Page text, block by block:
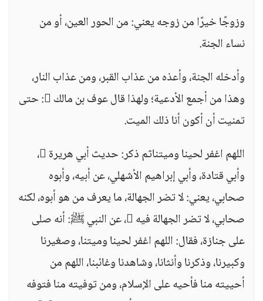
وزوجًا خيرًا من زوجه يعني: من الحور العين، أو من
نساء الجنة.
وأدخله الجنة، وأعذه من عذاب القبر، ومن عذاب النار،
وهذا من أجمع الأدعية؛ ولهذا قال عوف بن مالك : حتى
تمنيت أن أكون أنا ذلك الميت.
اللهم اغفر لحينا وميتناثم ذكر: حديث أبي هريرة ،
وأبي قتادة، وأبي إبراهيم الأشهلي، عن أبيه، وأبوه
صحابي، يعني: لا تضر الجهالة، ما يعرف من هو أبوه، لكنه
صحابي، لا تضر الجهالة فيه ، عن النبي ﷺ: أنه صلى
على جنازة، فقال: اللهم اغفر لحينا وميتنا، وصغيرنا
وكبيرنا، وذكرنا وأنثانا، وشاهدنا وغائبنا، اللهم من
أحييته منا فأحيه على الإسلام، ومن توفيته منا فتوفه